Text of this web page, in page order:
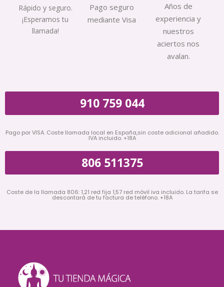
Rápido y seguro.
¡Esperamos tu
llamada!
Pago seguro
mediante Visa
Años de
experiencia y
nuestros
aciertos nos
avalan.
910 759 044
Pago por VISA. Coste llamada local en España,sin coste adicional añadido.
IVA incluido. +18A
806 511375
Coste de la llamada 806: 1,21 red fija 1,57 red móvil iva incluido. La tarifa se
descontará de tu factura de teléfono. +18A